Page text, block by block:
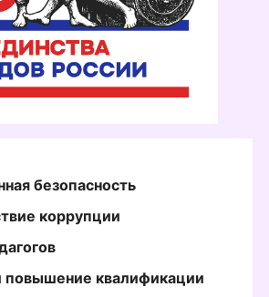
безопасность
коррупции
повышение квалификации